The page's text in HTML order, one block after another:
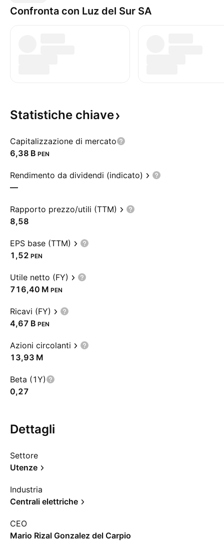
Confronta con Luz del Sur SA
Statistiche chiave
Capitalizzazione di mercato
‪6,38 B‬ PEN
Rendimento da dividendi (indicato)
—
Rapporto prezzo/utili (TTM)
8,58
EPS base (TTM)
1,52 PEN
Utile netto (FY)
‪716,40 M‬ PEN
Ricavi (FY)
‪4,67 B‬ PEN
Azioni circolanti
‪13,93 M‬
Beta (1Y)
0,27
Dettagli
Settore
Utenze
Industria
Centrali elettriche
CEO
Mario Rizal Gonzalez del Carpio